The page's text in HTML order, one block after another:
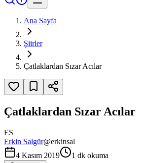
Ana Sayfa
Şiirler
Çatlaklardan Sızar Acılar
Çatlaklardan Sızar Acılar
ES
Erkin Salgür@erkinsal
4 Kasım 2019
1 dk okuma